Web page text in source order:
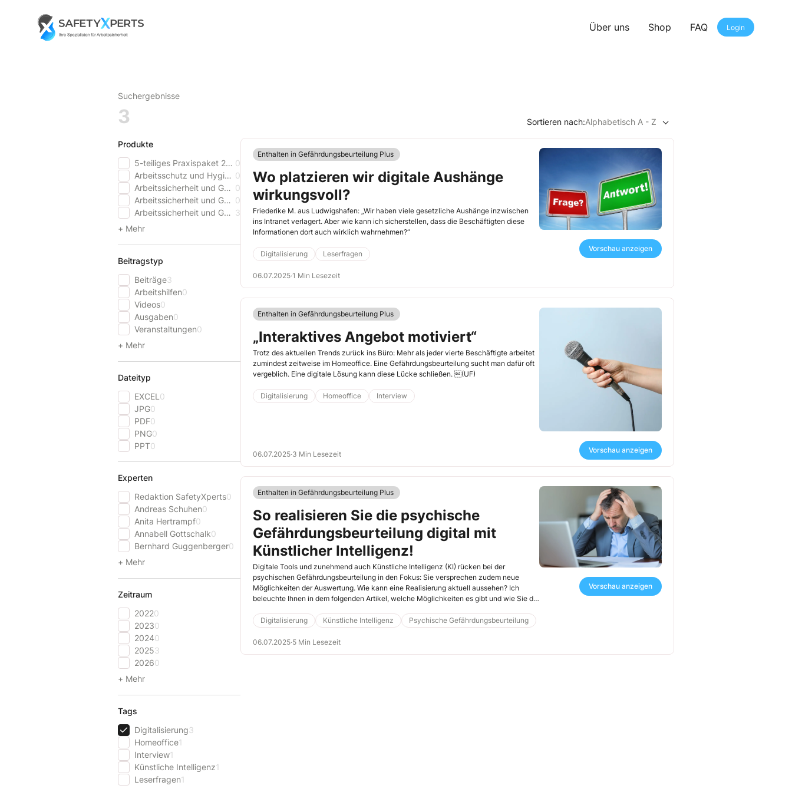
Go to landing page.
Über uns Shop FAQ Login
Suchergebnisse
3 Sortieren nach:Alphabetisch A - Z
Produkte
5-teiliges Praxispaket 2025 0
Arbeitsschutz und Hygiene im Gesundheitswesen 0
Arbeitssicherheit und Gesundheitsschutz aktuell 0
Arbeitssicherheit und Gesundheitsschutz aktuell - Schweiz 0
Arbeitssicherheit und Gesundheitsschutz aktuell PREMIUM 3
+ Mehr
Beitragstyp
Beiträge3
Arbeitshilfen0
Videos0
Ausgaben0
Veranstaltungen0
+ Mehr
Dateityp
EXCEL 0
JPG0
PDF0
PNG0
PPT0
Experten
Redaktion SafetyXperts0
Andreas Schuhen0
Anita Hertrampf0
Annabell Gottschalk0
Bernhard Guggenberger0
+ Mehr
Zeitraum
20220
20230
20240
20253
20260
+ Mehr
Tags
Digitalisierung3
Homeoffice1
Interview1
Künstliche Intelligenz1
Leserfragen1
Enthalten in Gefährdungsbeurteilung Plus
Wo platzieren wir digitale Aushänge
wirkungsvoll?
Friederike M. aus Ludwigshafen: „Wir haben viele gesetzliche Aushänge inzwischen
ins Intranet verlagert. Aber wie kann ich sicherstellen, dass die Beschäftigten diese
Informationen dort auch wirklich wahrnehmen?“
Digitalisierung Leserfragen
06.07.2025·1 Min Lesezeit
Vorschau anzeigen
Enthalten in Gefährdungsbeurteilung Plus
„Interaktives Angebot motiviert“
Trotz des aktuellen Trends zurück ins Büro: Mehr als jeder vierte Beschäftigte arbeitet
zumindest zeitweise im Homeoffice. Eine Gefährdungsbeurteilung sucht man dafür oft
vergeblich. Eine digitale Lösung kann diese Lücke schließen. (UF)
Digitalisierung Homeoffice Interview
06.07.2025·3 Min Lesezeit Vorschau anzeigen
Enthalten in Gefährdungsbeurteilung Plus
So realisieren Sie die psychische
Gefährdungsbeurteilung digital mit
Künstlicher Intelligenz!
Digitale Tools und zunehmend auch Künstliche Intelligenz (KI) rücken bei der
psychischen Gefährdungsbeurteilung in den Fokus: Sie versprechen zudem neue
Möglichkeiten der Auswertung. Wie kann eine Realisierung aktuell aussehen? Ich
beleuchte Ihnen in dem folgenden Artikel, welche Möglichkeiten es gibt und wie Sie die
auswerten. (JL)
Digitalisierung Künstliche Intelligenz Psychische Gefährdungsbeurteilung
06.07.2025·5 Min Lesezeit
Vorschau anzeigen